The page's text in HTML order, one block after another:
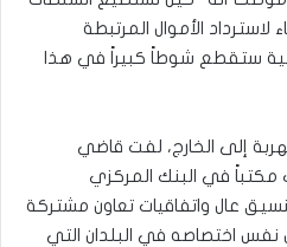
لاسترداد الأموال المرتبطة
ستقطع شوطاً كبيراً في هذا
إلى الخارج، لفت قاضي
مكتباً في البنك المركزي
عال واتفاقيات تعاون مشتركة
اختصاصه في البلدان التي